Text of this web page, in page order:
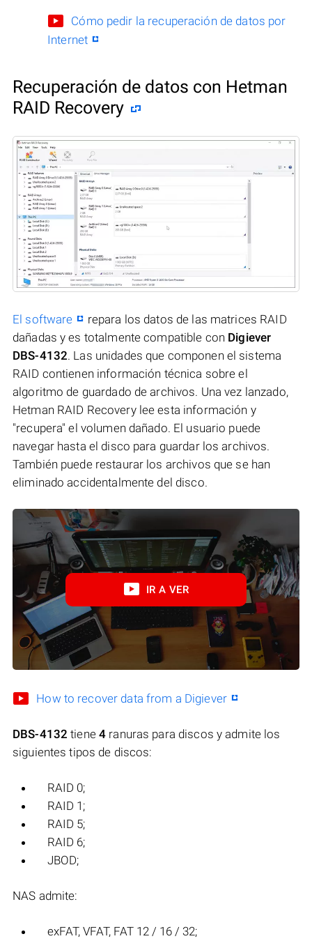
Cómo pedir la recuperación de datos por
Internet
Recuperación de datos con Hetman
RAID Recovery
El software
repara los datos de las matrices RAID
dañadas y es totalmente compatible con Digiever
DBS-4132. Las unidades que componen el sistema
RAID contienen información técnica sobre el
algoritmo de guardado de archivos. Una vez lanzado,
Hetman RAID Recovery lee esta información y
"recupera" el volumen dañado. El usuario puede
navegar hasta el disco para guardar los archivos.
También puede restaurar los archivos que se han
eliminado accidentalmente del disco.
IR A VER
How to recover data from a Digiever
DBS-4132 tiene4 ranuras para discos y admite los
siguientes tipos de discos:
RAID 0;
RAID 1;
RAID 5;
RAID 6;
JBOD;
NAS admite:
exFAT, VFAT, FAT 12 / 16 / 32;